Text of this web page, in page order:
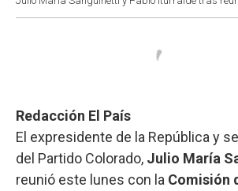
Redacción El País
El expresidente de la República y
del Partido Colorado, Julio María
reunió este lunes con la Comisión